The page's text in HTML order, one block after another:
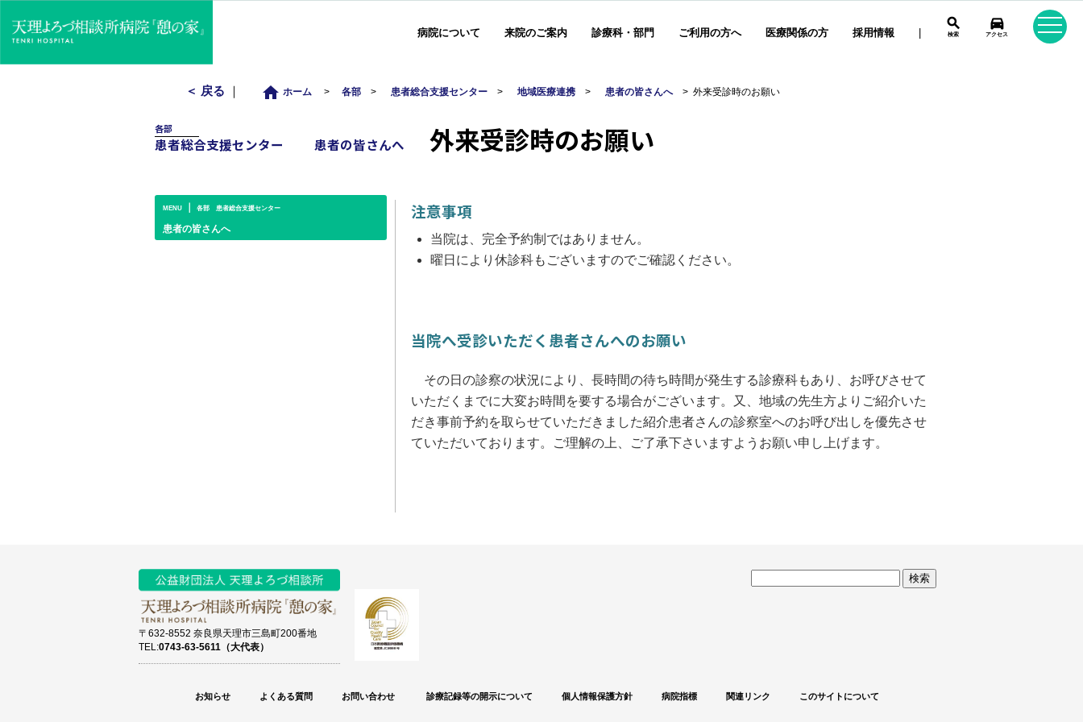
病院について 来院のご案内 診療科・部門 ご利用の方へ 医療関係の方 採用情報
search
検索
directions_car
アクセス
＜ 戻る ｜ home ホーム >各部 > 患者総合支援センター >地域医療連携 > 患者の皆さんへ>外来受診時のお願い
各部
患者総合支援センター 患者の皆さんへ 外来受診時のお願い
注意事項
当院は、完全予約制ではありません。
曜日により休診科もございますのでご確認ください。
当院へ受診いただく患者さんへのお願い
その日の診察の状況により、長時間の待ち時間が発生する診療科もあり、お呼びさせて
いただくまでに大変お時間を要する場合がございます。又、地域の先生方よりご紹介いた
だき事前予約を取らせていただきました紹介患者さんの診察室へのお呼び出しを優先させ
ていただいております。ご理解の上、ご了承下さいますようお願い申し上げます。
MENU ｜ 各部 患者総合支援センター
患者の皆さんへ
〒632-8552 奈良県天理市三島町200番地
TEL:0743-63-5611（大代表）
お知らせ よくある質問 お問い合わせ 診療記録等の開示について 個人情報保護方針 病院指標 関連リンク このサイトについて